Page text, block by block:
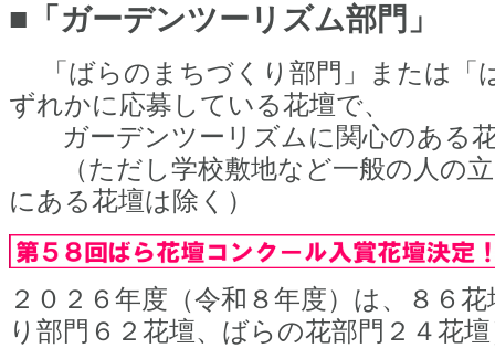
■ 「ガーデンツーリズム部門」
「ばらのまちづくり部門」または「
ずれかに応募している花壇で、
ガーデンツーリズムに関心のある
（ただし学校敷地など一般の人の立
にある花壇は除く）
２０２６年度（令和８年度）は、８６
り部門６２花壇、ばらの花部門２４花